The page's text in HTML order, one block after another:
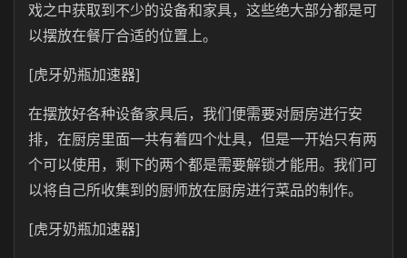
戏之中获取到不少的设备和家具，这些绝大部分都是可
以摆放在餐厅合适的位置上。
[虎牙奶瓶加速器]
在摆放好各种设备家具后，我们便需要对厨房进行安
排，在厨房里面一共有着四个灶具，但是一开始只有两
个可以使用，剩下的两个都是需要解锁才能用。我们可
以将自己所收集到的厨师放在厨房进行菜品的制作。
[虎牙奶瓶加速器]